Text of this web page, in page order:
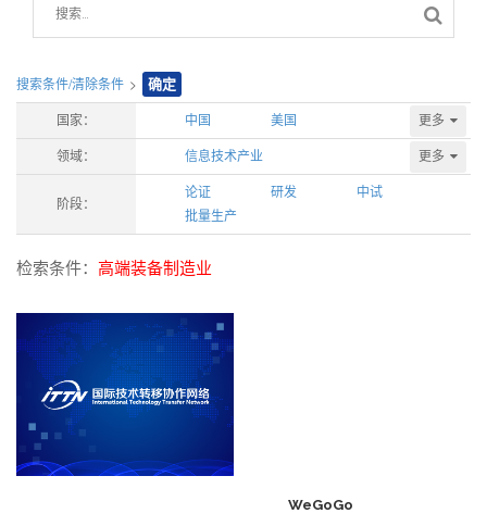
搜索条件/清除条件 > 确定
国家： 中国 美国 更多
领域： 信息技术产业 更多
阶段：
论证 研发
中试
批量生产
检索条件： 高端装备制造业
WeGoGo